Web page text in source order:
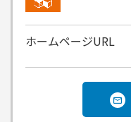
ホームページURL